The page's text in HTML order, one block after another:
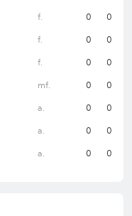
f. 0 0
f. 0 0
f. 0 0
mf. 0 0
a. 0 0
a. 0 0
a. 0 0